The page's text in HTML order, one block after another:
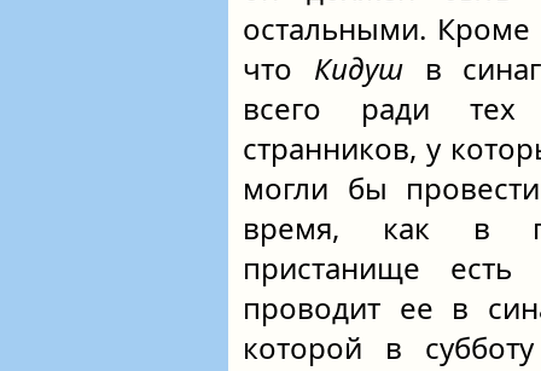
остальными. Кроме
что Кидушв
всего ради тех
странников, у
могли бы
время, как в
пристанище
проводит ее в
которой в